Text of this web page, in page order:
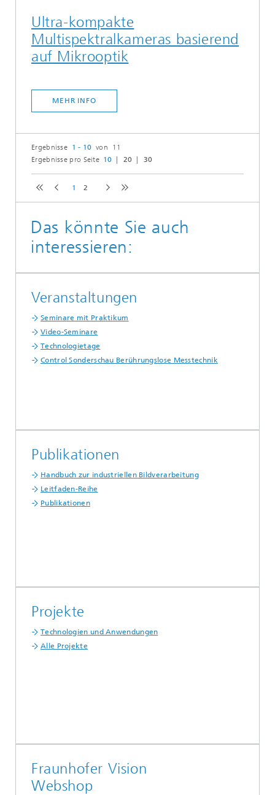
Ultra-kompakte
Multispektralkameras basierend
auf Mikrooptik
MEHR INFO
Ergebnisse 1 - 10 von 11
Ergebnisse pro Seite 10 20 30
1 2
Das könnte Sie auch
interessieren:
Veranstaltungen
Seminare mit Praktikum
Video-Seminare
Technologietage
Control Sonderschau Berührungslose Messtechnik
Publikationen
Handbuch zur industriellen Bildverarbeitung
Leitfaden-Reihe
Publikationen
Projekte
Technologien und Anwendungen
Alle Projekte
Fraunhofer Vision
Webshop